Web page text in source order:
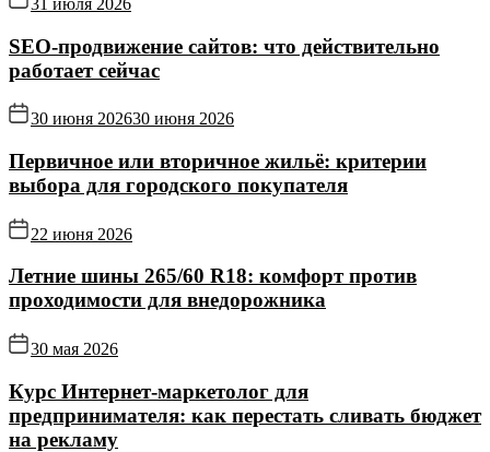
SEO-продвижение сайтов: что действительно
работает сейчас
30 июня 202630 июня 2026
Первичное или вторичное жильё: критерии
выбора для городского покупателя
22 июня 2026
Летние шины 265/60 R18: комфорт против
проходимости для внедорожника
30 мая 2026
Курс Интернет‑маркетолог для
предпринимателя: как перестать сливать бюджет
на рекламу